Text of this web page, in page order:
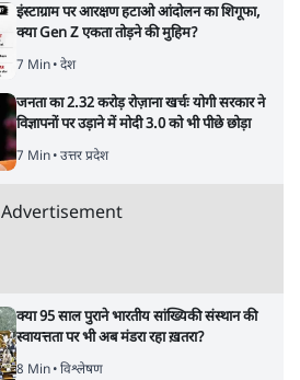
इंस्टाग्राम पर आरक्षण हटाओ आंदोलन का शिगूफा,
क्या Gen Z एकता तोड़ने की मुहिम?
7 Min• देश
जनता का 2.32 करोड़ रोज़ाना खर्चः योगी सरकार ने
विज्ञापनों पर उड़ाने में मोदी 3.0 को भी पीछे छोड़ा
7 Min• उत्तर प्रदेश
Advertisement
क्या 95 साल पुराने भारतीय सांख्यिकी संस्थान की
स्वायत्तता पर भी अब मंडरा रहा ख़तरा?
8 Min• विश्लेषण